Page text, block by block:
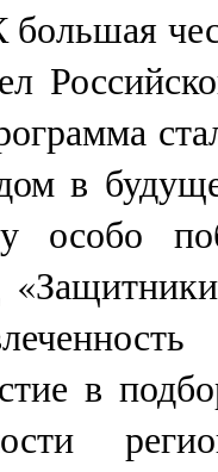
в
особо
в